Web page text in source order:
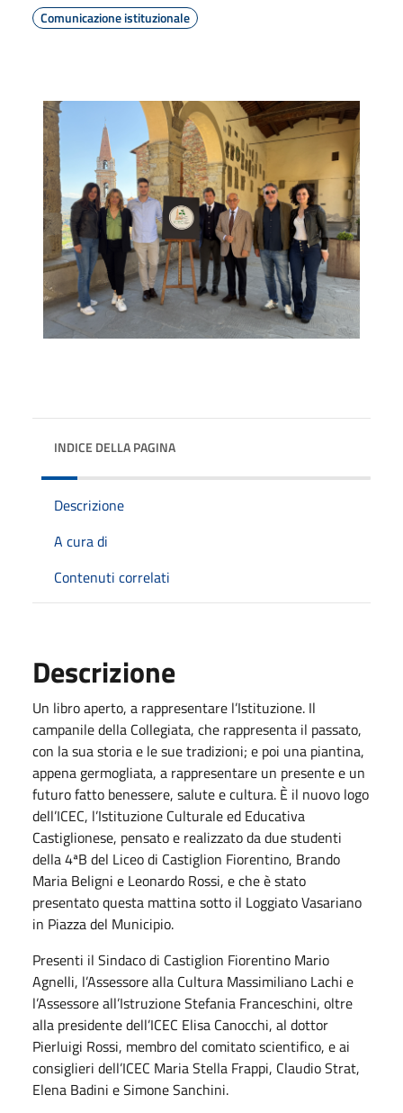
Comunicazione istituzionale
INDICE DELLA PAGINA
Descrizione
A cura di
Contenuti correlati
Descrizione
Un libro aperto, a rappresentare l’Istituzione. Il
campanile della Collegiata, che rappresenta il passato,
con la sua storia e le sue tradizioni; e poi una piantina,
appena germogliata, a rappresentare un presente e un
futuro fatto benessere, salute e cultura. È il nuovo logo
dell’ICEC, l’Istituzione Culturale ed Educativa
Castiglionese, pensato e realizzato da due studenti
della 4ªB del Liceo di Castiglion Fiorentino, Brando
Maria Beligni e Leonardo Rossi, e che è stato
presentato questa mattina sotto il Loggiato Vasariano
in Piazza del Municipio.
Presenti il Sindaco di Castiglion Fiorentino Mario
Agnelli, l’Assessore alla Cultura Massimiliano Lachi e
l’Assessore all’Istruzione Stefania Franceschini, oltre
alla presidente dell’ICEC Elisa Canocchi, al dottor
Pierluigi Rossi, membro del comitato scientifico, e ai
consiglieri dell’ICEC Maria Stella Frappi, Claudio Strat,
Elena Badini e Simone Sanchini.